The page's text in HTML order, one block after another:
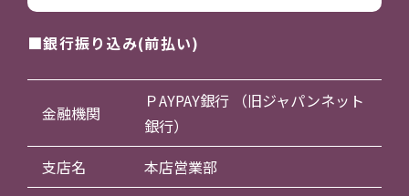
銀行振り込み(前払い)
金融機関
ＰAYPAY銀行 （旧ジャパンネット
銀行）
支店名
本店営業部